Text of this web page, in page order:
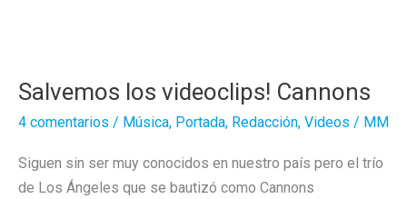
Sevilla?
Salvemos los videoclips! Cannons
4 comentarios / Música, Portada, Redacción, Videos / MM
Siguen sin ser muy conocidos en nuestro país pero el trío
de Los Ángeles que se bautizó como Cannons